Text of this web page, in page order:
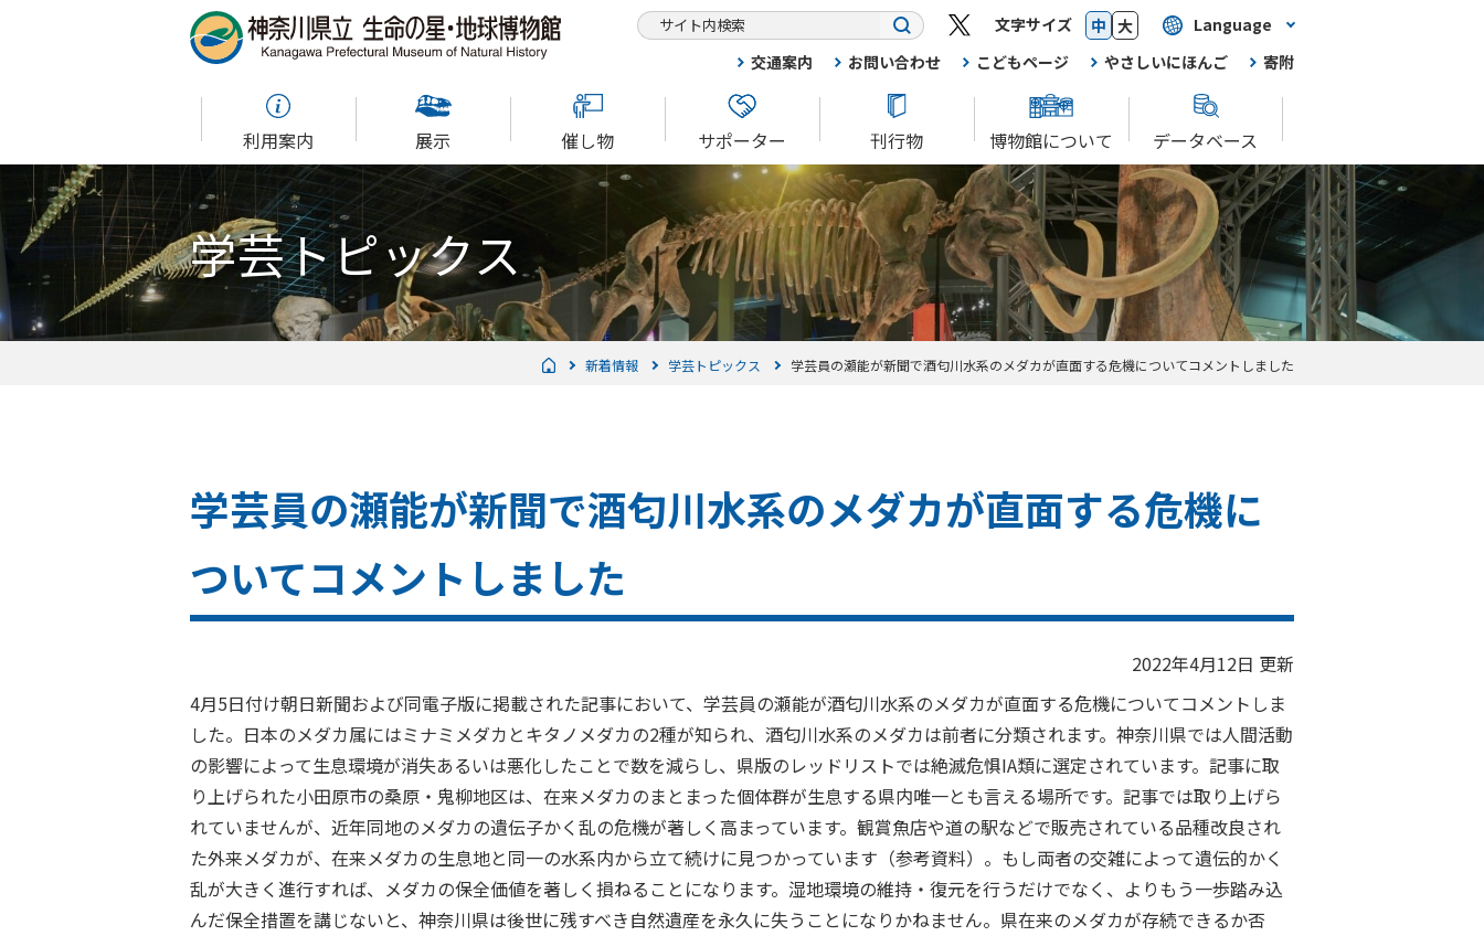
文字サイズ 中 大
Language
交通案内
お問い合わせ こどもページ やさしいにほんご 寄附
利用案内 展示 催し物 サポーター 刊行物 博物館について データベース
学芸トピックス
新着情報 学芸トピックス 学芸員の瀬能が新聞で酒匂川水系のメダカが直面する危機についてコメントしました
学芸員の瀬能が新聞で酒匂川水系のメダカが直面する危機に
ついてコメントしました
2022年4月12日 更新
4月5日付け朝日新聞および同電子版に掲載された記事において、 学芸員の瀬能が酒匂川水系のメダカが直面する危機についてコメントしま
した。日本のメダカ属にはミナミメダカとキタノメダカの2種が知られ、酒匂川水系のメダカは前者に分類されます。神奈川県では人間活動
の影響によって生息環境が消失あるいは悪化したことで数を減らし、県版のレッドリストでは絶滅危惧IA類に選定されています。記事に取
り上げられた小田原市の桑原・鬼柳地区は、在来メダカのまとまった個体群が生息する県内唯一とも言える場所です。記事では取り上げら
れていませんが、近年同地のメダカの遺伝子かく乱の危機が著しく高まっています。観賞魚店や道の駅などで販売されている品種改良され
た外来メダカが、在来メダカの生息地と同一の水系内から立て続けに見つかっています（参考資料）。もし両者の交雑によって遺伝的かく
乱が大きく進行すれば、メダカの保全価値を著しく損ねることになります。湿地環境の維持・復元を行うだけでなく、よりもう一歩踏み込
んだ保全措置を講じないと、神奈川県は後世に残すべき自然遺産を永久に失うことになりかねません。県在来のメダカが存続できるか否